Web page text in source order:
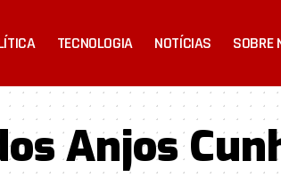
TECNOLOGIA NOTÍCIAS SOBRE
Anjos